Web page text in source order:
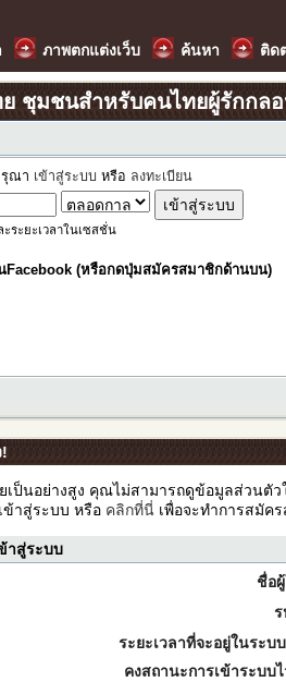
ภาพตกแต่งเว็บ ค้นหา ติด
ชุมชนสำหรับคนไทยผู้รักกล
รุณา เข้าสู่ระบบ หรือ ลงทะเบียน
ระยะเวลาในเซสชั่น
Facebook (หรือกดปุ่มสมัครสมาชิกด้านบน)
เป็นอย่างสูง คุณไม่สามารถดูข้อมูลส่วนตั
ข้าสู่ระบบ หรือ คลิกที่นี่เพื่อจะทำการสมัค
าสู่ระบบ
ชื่อ
ระยะเวลาที่จะอยู่ในระบ
คงสถานะการเข้าระบบ